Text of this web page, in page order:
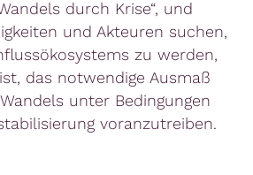
durch Krise“, und
und Akteuren suchen,
zu werden,
das notwendige Ausmaß
unter Bedingungen
voranzutreiben.